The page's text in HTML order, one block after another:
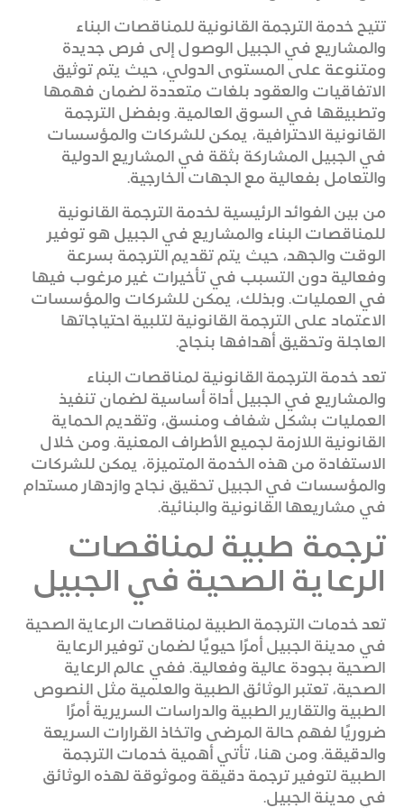
تتيح خدمة الترجمة القانونية للمناقصات البناء
والمشاريع في الجبيل الوصول إلى فرص جديدة
ومتنوعة على المستوى الدولي، حيث يتم توثيق
الاتفاقيات والعقود بلغات متعددة لضمان فهمها
وتطبيقها في السوق العالمية. وبفضل الترجمة
القانونية الاحترافية، يمكن للشركات والمؤسسات
في الجبيل المشاركة بثقة في المشاريع الدولية
والتعامل بفعالية مع الجهات الخارجية.
من بين الفوائد الرئيسية لخدمة الترجمة القانونية
للمناقصات البناء والمشاريع في الجبيل هو توفير
الوقت والجهد، حيث يتم تقديم الترجمة بسرعة
وفعالية دون التسبب في تأخيرات غير مرغوب فيها
في العمليات. وبذلك، يمكن للشركات والمؤسسات
الاعتماد على الترجمة القانونية لتلبية احتياجاتها
العاجلة وتحقيق أهدافها بنجاح.
تعد خدمة الترجمة القانونية لمناقصات البناء
والمشاريع في الجبيل أداة أساسية لضمان تنفيذ
العمليات بشكل شفاف ومنسق، وتقديم الحماية
القانونية اللازمة لجميع الأطراف المعنية. ومن خلال
الاستفادة من هذه الخدمة المتميزة، يمكن للشركات
والمؤسسات في الجبيل تحقيق نجاح وازدهار مستدام
في مشاريعها القانونية والبنائية.
ترجمة طبية لمناقصات
الرعاية الصحية في الجبيل
تعد خدمات الترجمة الطبية لمناقصات الرعاية الصحية
في مدينة الجبيل أمرًا حيويًا لضمان توفير الرعاية
الصحية بجودة عالية وفعالية. ففي عالم الرعاية
الصحية، تعتبر الوثائق الطبية والعلمية مثل النصوص
الطبية والتقارير الطبية والدراسات السريرية أمرًا
ضروريًا لفهم حالة المرضى واتخاذ القرارات السريعة
والدقيقة. ومن هنا، تأتي أهمية خدمات الترجمة
الطبية لتوفير ترجمة دقيقة وموثوقة لهذه الوثائق
في مدينة الجبيل.